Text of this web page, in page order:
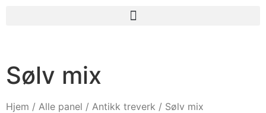
Sølv mix
Hjem / Alle panel / Antikk treverk / Sølv mix